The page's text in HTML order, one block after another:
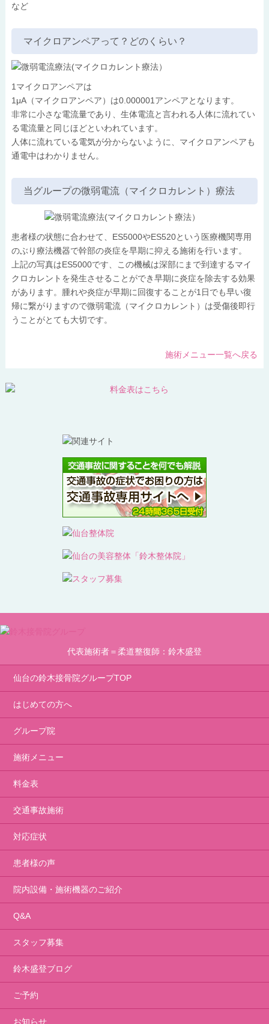
など
マイクロアンペアって？どのくらい？
1マイクロアンペアは
1μA（マイクロアンペア）は0.000001アンペアとなります。
非常に小さな電流量であり、生体電流と言われる人体に流れてい
る電流量と同じほどといわれています。
人体に流れている電気が分からないように、マイクロアンペアも
通電中はわかりません。
当グループの微弱電流（マイクロカレント）療法
患者様の状態に合わせて、ES5000やES520という医療機関専用
のぶり療法機器で幹部の炎症を早期に抑える施術を行います。
上記の写真はES5000です、この機械は深部にまで到達するマイ
クロカレントを発生させることができ早期に炎症を除去する効果
があります。腫れや炎症が早期に回復することが1日でも早い復
帰に繋がりますので微弱電流（マイクロカレント）は受傷後即行
うことがとても大切です。
施術メニュー一覧へ戻る
代表施術者＝柔道整復師：鈴木盛登
仙台の鈴木接骨院グループTOP
はじめての方へ
グループ院
施術メニュー
料金表
交通事故施術
対応症状
患者様の声
院内設備・施術機器のご紹介
Q&A
スタッフ募集
鈴木盛登ブログ
ご予約
お知らせ